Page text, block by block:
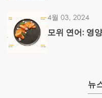
4월 03, 2024
모위 연어: 영
뉴